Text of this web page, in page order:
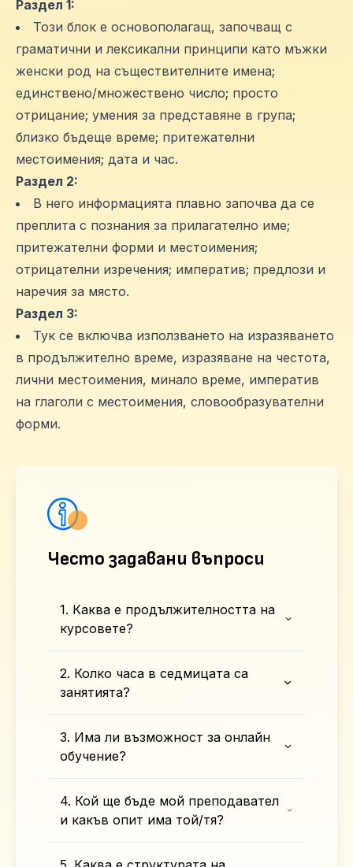
Раздел 1:
Този блок е основополагащ, започващ с
граматични и лексикални принципи като мъжки
женски род на съществителните имена;
единствено/множествено число; просто
отрицание; умения за представяне в група;
близко бъдеще време; притежателни
местоимения; дата и час.
Раздел 2:
В него информацията плавно започва да се
преплита с познания за прилагателно име;
притежателни форми и местоимения;
отрицателни изречения; императив; предлози и
наречия за място.
Раздел 3:
Тук се включва използването на изразяването
в продължително време, изразяване на честота,
лични местоимения, минало време, императив
на глаголи с местоимения, словообразувателни
форми.
Често задавани въпроси
1. Каква е продължителността на
курсовете?
2. Колко часа в седмицата са
занятията?
3. Има ли възможност за онлайн
обучение?
4. Кой ще бъде мой преподавател
и какъв опит има той/тя?